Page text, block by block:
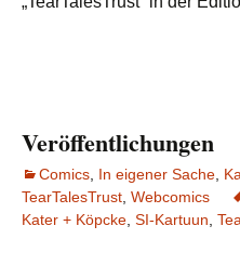
Veröffentlichungen
Comics In eigener Sache
TearTalesTrust Webcomics
Kater + Köpcke SI-Kartuun